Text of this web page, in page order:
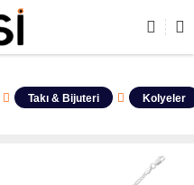
TAMAMI DEMODUR
Takı & Bijuteri Kolyeler